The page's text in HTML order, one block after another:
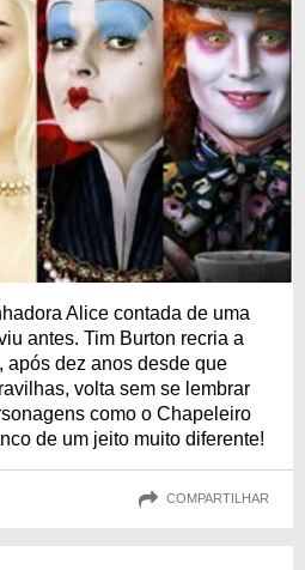
Alice contada de uma
antes. Tim Burton recria a
após dez anos desde que
volta sem se lembrar
como o Chapeleiro
de um jeito muito diferente!
COMPARTILHAR